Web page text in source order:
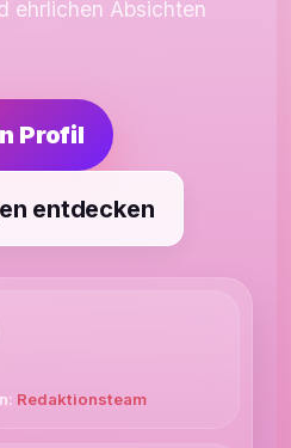
ehrlichen Absichten
Profil
entdecken
Redaktionsteam